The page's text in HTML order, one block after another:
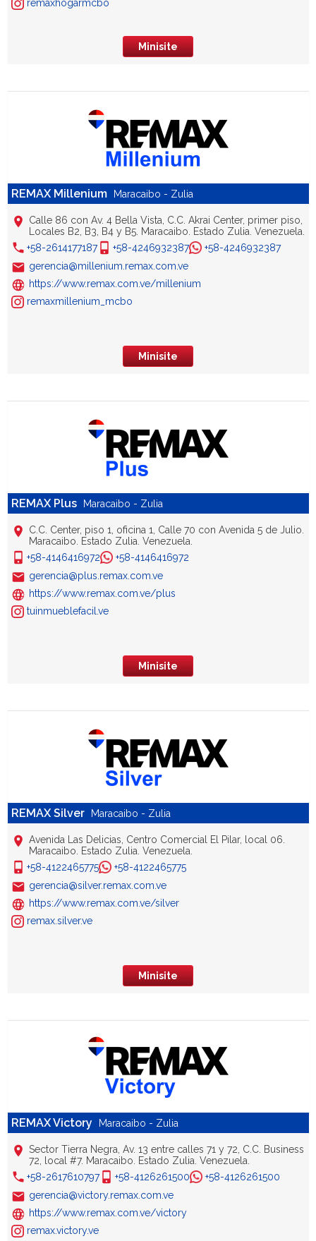
remaxhogarmcbo
Minisite
REMAX Millenium Maracaibo - Zulia
Calle 86 con Av. 4 Bella Vista, C.C. Akrai Center, primer piso,
Locales B2, B3, B4 y B5. Maracaibo. Estado Zulia. Venezuela.
+58-2614177187
+58-4246932387
+58-4246932387
gerencia@millenium.remax.com.ve
https://www.remax.com.ve/millenium
remaxmillenium_mcbo
Minisite
REMAX Plus Maracaibo - Zulia
C.C. Center, piso 1, oficina 1, Calle 70 con Avenida 5 de Julio.
Maracaibo. Estado Zulia. Venezuela.
+58-4146416972
+58-4146416972
gerencia@plus.remax.com.ve
https://www.remax.com.ve/plus
tuinmueblefacil.ve
Minisite
REMAX Silver Maracaibo - Zulia
Avenida Las Delicias, Centro Comercial El Pilar, local 06.
Maracaibo. Estado Zulia. Venezuela.
+58-4122465775
+58-4122465775
gerencia@silver.remax.com.ve
https://www.remax.com.ve/silver
remax.silver.ve
Minisite
REMAX Victory Maracaibo - Zulia
Sector Tierra Negra, Av. 13 entre calles 71 y 72, C.C. Business
72, local #7. Maracaibo. Estado Zulia. Venezuela.
+58-2617610797
+58-4126261500
+58-4126261500
gerencia@victory.remax.com.ve
https://www.remax.com.ve/victory
remax.victory.ve